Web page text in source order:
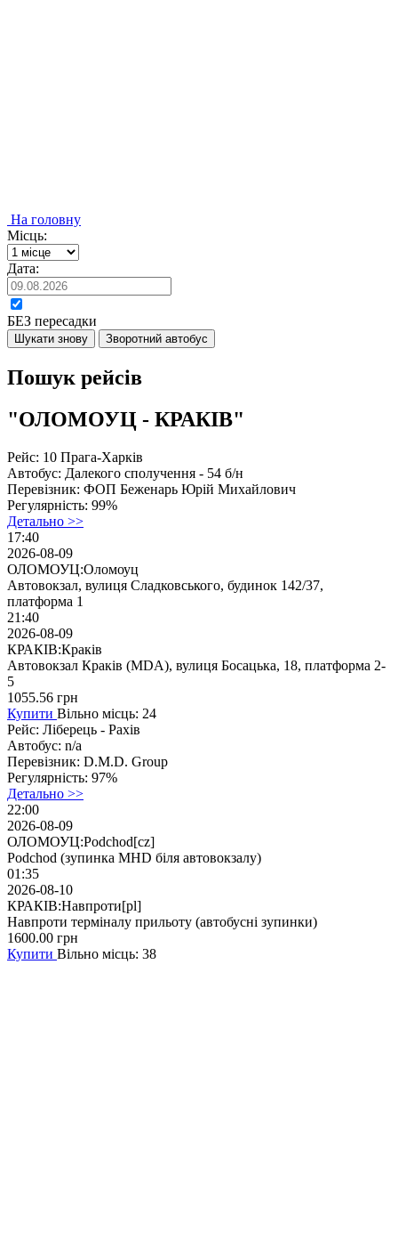
На головну
Місць:
Дата:
БЕЗ пересадки
Шукати знову Зворотний автобус
Пошук рейсів
"ОЛОМОУЦ - КРАКІВ"
Рейс: 10 Прага-Харків
Автобус: Далекого сполучення - 54 б/н
Перевізник: ФОП Беженарь Юрій Михайлович
Регулярність: 99%
Детально >>
17:40
2026-08-09
ОЛОМОУЦ:Оломоуц
Автовокзал, вулиця Сладковського, будинок 142/37,
платформа 1
21:40
2026-08-09
КРАКІВ:Краків
Автовокзал Краків (MDA), вулиця Босацька, 18, платформа 2-
5
1055.56 грн
Купити Вільно місць: 24
Рейс: Ліберець - Рахів
Автобус: n/a
Перевізник: D.M.D. Group
Регулярність: 97%
Детально >>
22:00
2026-08-09
ОЛОМОУЦ:Podchod[cz]
Podchod (зупинка MHD біля автовокзалу)
01:35
2026-08-10
КРАКІВ:Навпроти[pl]
Навпроти терміналу прильоту (автобусні зупинки)
1600.00 грн
Купити Вільно місць: 38